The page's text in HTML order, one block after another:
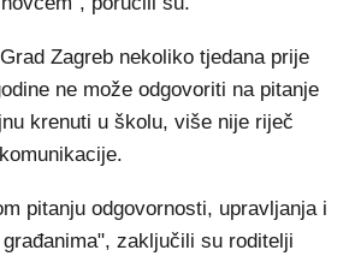
Zagreb nekoliko tjedana prije
ne može odgovoriti na pitanje
krenuti u školu, više nije riječ
pitanju odgovornosti, upravljanja i
zaključili su roditelji